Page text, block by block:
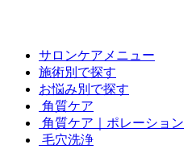
サロンケアメニュー
施術別で探す
お悩み別で探す
角質ケア
角質ケア｜ポレーション
毛穴洗浄